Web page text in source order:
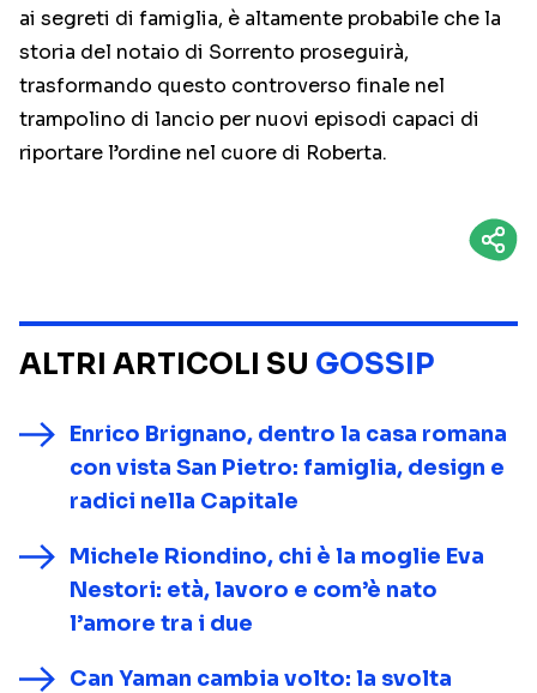
ai segreti di famiglia, è altamente probabile che la
storia del notaio di Sorrento proseguirà,
trasformando questo controverso finale nel
trampolino di lancio per nuovi episodi capaci di
riportare l’ordine nel cuore di Roberta.
ALTRI ARTICOLI SU GOSSIP
Enrico Brignano, dentro la casa romana
con vista San Pietro: famiglia, design e
radici nella Capitale
Michele Riondino, chi è la moglie Eva
Nestori: età, lavoro e com’è nato
l’amore tra i due
Can Yaman cambia volto: la svolta